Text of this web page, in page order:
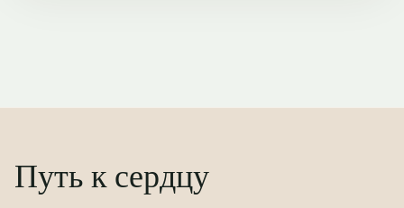
Путь к сердцу